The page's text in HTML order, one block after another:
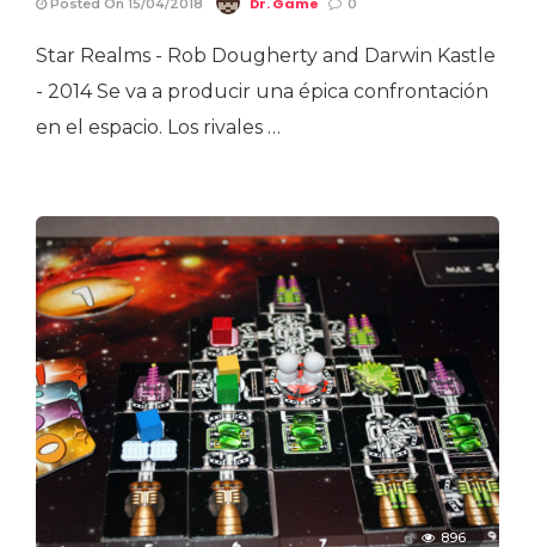
Star Realms - Rob Dougherty and Darwin Kastle
- 2014 Se va a producir una épica confrontación
en el espacio. Los rivales …
896